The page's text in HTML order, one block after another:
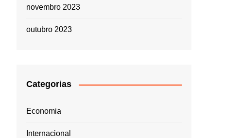
novembro 2023
outubro 2023
Categorias
Economia
Internacional